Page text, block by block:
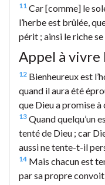
11 Car [comme] le
l’herbe est brûlée,
périt ; ainsi le riche
Appel à
12 Bienheureux est
quand il aura été
que Dieu a promise à
13 Quand quelqu’un
tenté de Dieu ; car
aussi ne tente-t-il
14 Mais chacun est
par sa propre